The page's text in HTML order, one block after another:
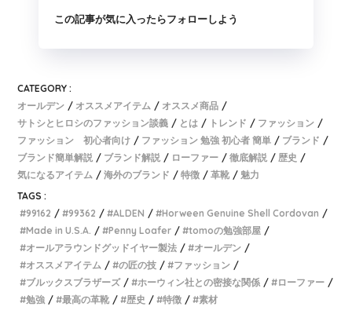
この記事が気に入ったらフォローしよう
CATEGORY :
オールデン
オススメアイテム
オススメ商品
サトシとヒロシのファッション談義
とは トレンド
ファッション
ファッション 初心者向け
ファッション 勉強 初心者 簡単
ブランド
ブランド簡単解説
ブランド解説 ローファー 徹底解説
歴史
気になるアイテム
海外のブランド 特徴 革靴
魅力
TAGS :
99162
99362 ALDEN
Horween Genuine Shell Cordovan
Made in U.S.A.
Penny Loafer
tomoの勉強部屋
オールアラウンドグッドイヤー製法
オールデン
オススメアイテム
の匠の技
ファッション
ブルックスブラザーズ
ホーウィン社との密接な関係
ローファー
勉強
最高の革靴 歴史 特徴 素材